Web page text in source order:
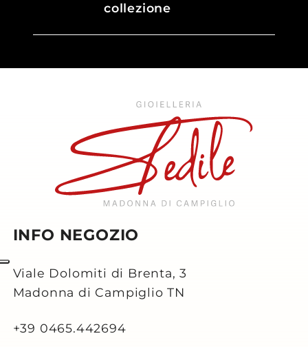
collezione
INFO NEGOZIO
Viale Dolomiti di Brenta, 3
Madonna di Campiglio TN
+39 0465.442694